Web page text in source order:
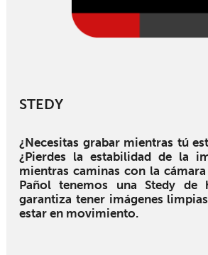
STEDY
¿Necesitas grabar mientras tú
¿Pierdes la estabilidad de la
mientras caminas con la
Pañol tenemos una Stedy de
garantiza tener imágenes
estar en movimiento.